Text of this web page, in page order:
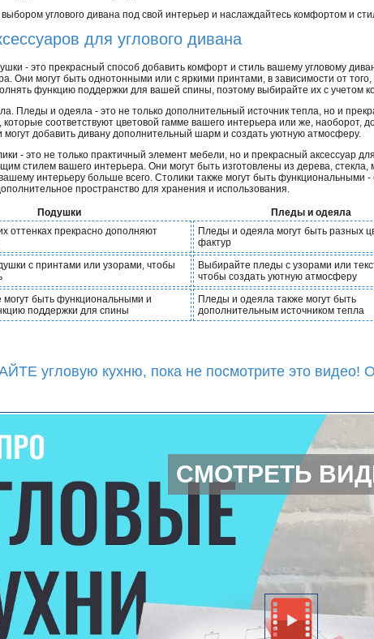
углового дивана под свой интерьер и наслаждайтесь комфортом и
для углового дивана
- это прекрасный способ добавить комфорт и стиль вашему угловому
Они могут быть однотонными или с яркими принтами, в зависимости от
функцию поддержки для вашей спины, поэтому выбирайте их с учетом
Пледы и одеяла - это не только дополнительный источник тепла, но и
соответствуют цветовой гамме вашего интерьера или же, наоборот,
добавить дивану дополнительный шарм и создать уютную атмосферу.
- это не только практичный элемент мебели, но и прекрасный аксессуар
стилем вашего интерьера. Они могут быть изготовлены из дерева,
интерьеру больше всего. Столики также могут быть
пространство для хранения и использования.
Подушки Пледы и одеяла
оттенках прекрасно дополняют
Пледы и одеяла могут быть разных
фактур
с принтами или узорами, чтобы
Выбирайте пледы с узорами или
чтобы создать уютную атмосферу
могут быть функциональными и
поддержки для спины
Пледы и одеяла также могут быть
дополнительным источником тепла
угловую кухню, пока не посмотрите это видео!
СМОТРЕТЬ